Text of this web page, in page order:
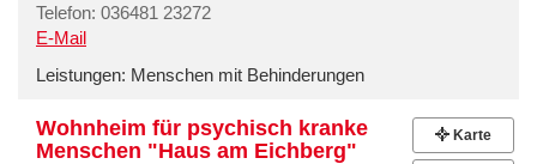
Telefon: 036481 23272
E-Mail
Leistungen: Menschen mit Behinderungen
Wohnheim für psychisch kranke
Menschen "Haus am Eichberg"
Karte